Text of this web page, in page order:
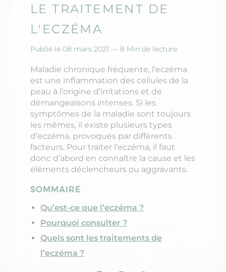
LE TRAITEMENT DE
L'ECZÉMA
Publié le 08 mars 2021 — 8 Min de lecture
Maladie chronique fréquente, l’eczéma
est une inflammation des cellules de la
peau à l’origine d’irritations et de
démangeaisons intenses. Si les
symptômes de la maladie sont toujours
les mêmes, il existe plusieurs types
d’eczéma, provoqués par différents
facteurs. Pour traiter l’eczéma, il faut
donc d’abord en connaître la cause et les
éléments déclencheurs ou aggravants.
SOMMAIRE
Qu’est-ce que l’eczéma ?
Pourquoi consulter ?
Quels sont les traitements de
l’eczéma ?